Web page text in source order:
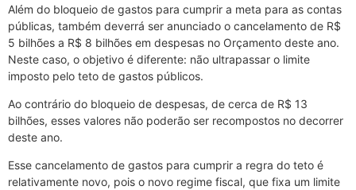
Além do bloqueio de gastos para cumprir a meta para as contas
públicas, também deverrá ser anunciado o cancelamento de R$
5 bilhões a R$ 8 bilhões em despesas no Orçamento deste ano.
Neste caso, o objetivo é diferente: não ultrapassar o limite
imposto pelo teto de gastos públicos.
Ao contrário do bloqueio de despesas, de cerca de R$ 13
bilhões, esses valores não poderão ser recompostos no decorrer
deste ano.
Esse cancelamento de gastos para cumprir a regra do teto é
relativamente novo, pois o novo regime fiscal, que fixa um limite